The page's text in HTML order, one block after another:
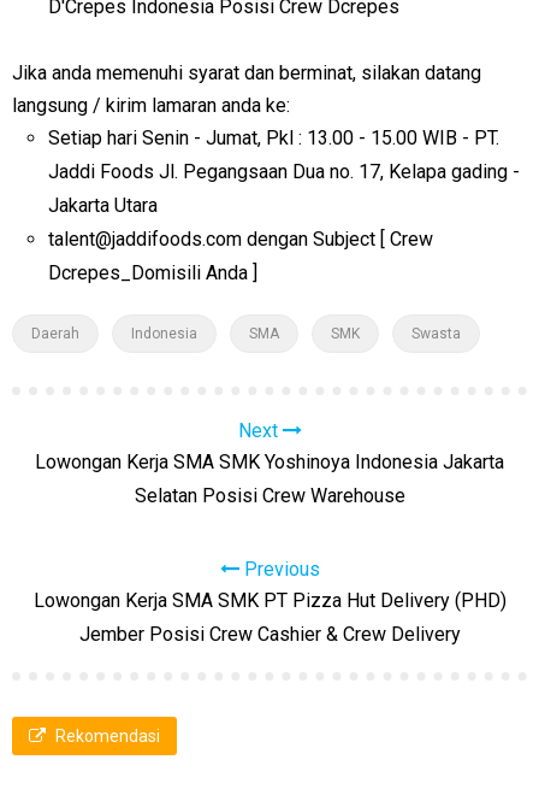
D'Crepes Indonesia Posisi Crew Dcrepes
Jika anda memenuhi syarat dan berminat, silakan datang
langsung / kirim lamaran anda ke:
Setiap hari Senin - Jumat, Pkl : 13.00 - 15.00 WIB - PT.
Jaddi Foods Jl. Pegangsaan Dua no. 17, Kelapa gading -
Jakarta Utara
talent@jaddifoods.com dengan Subject [ Crew
Dcrepes_Domisili Anda ]
Daerah Indonesia SMA SMK Swasta
Next
Lowongan Kerja SMA SMK Yoshinoya Indonesia Jakarta
Selatan Posisi Crew Warehouse
Previous
Lowongan Kerja SMA SMK PT Pizza Hut Delivery (PHD)
Jember Posisi Crew Cashier & Crew Delivery
Rekomendasi